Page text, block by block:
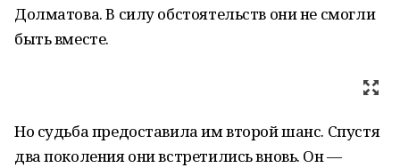
Долматова. В силу обстоятельств они не смогли
быть вместе.
Но судьба предоставила им второй шанс. Спустя
два поколения они встретились вновь. Он —